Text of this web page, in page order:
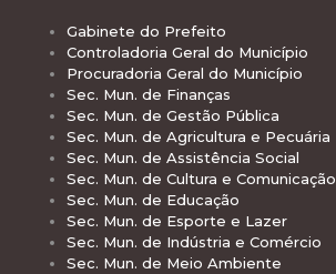
Gabinete do Prefeito
Controladoria Geral do Município
Procuradoria Geral do Município
Sec. Mun. de Finanças
Sec. Mun. de Gestão Pública
Sec. Mun. de Agricultura e Pecuária
Sec. Mun. de Assistência Social
Sec. Mun. de Cultura e Comunicação
Sec. Mun. de Educação
Sec. Mun. de Esporte e Lazer
Sec. Mun. de Indústria e Comércio
Sec. Mun. de Meio Ambiente